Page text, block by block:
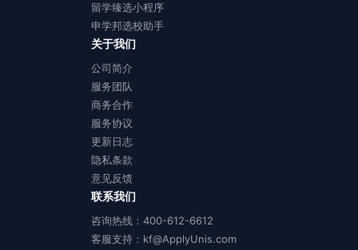
留学臻选小程序
申学邦选校助手
关于我们
公司简介
服务团队
商务合作
服务协议
更新日志
隐私条款
意见反馈
联系我们
咨询热线：400-612-6612
客服支持：kf@ApplyUnis.com